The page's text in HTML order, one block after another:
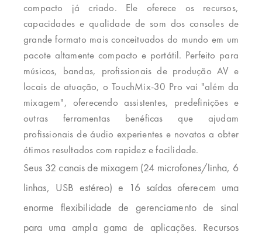
compacto já criado. Ele oferece os recursos,
capacidades e qualidade de som dos consoles de
grande formato mais conceituados do mundo em um
pacote altamente compacto e portátil. Perfeito para
músicos, bandas, profissionais de produção AV e
locais de atuação, o TouchMix-30 Pro vai "além da
mixagem", oferecendo assistentes, predefinições e
outras ferramentas benéficas que ajudam
profissionais de áudio experientes e novatos a obter
ótimos resultados com rapidez e facilidade.
Seus 32 canais de mixagem (24 microfones/linha, 6
linhas, USB estéreo) e 16 saídas oferecem uma
enorme flexibilidade de gerenciamento de sinal
para uma ampla gama de aplicações. Recursos